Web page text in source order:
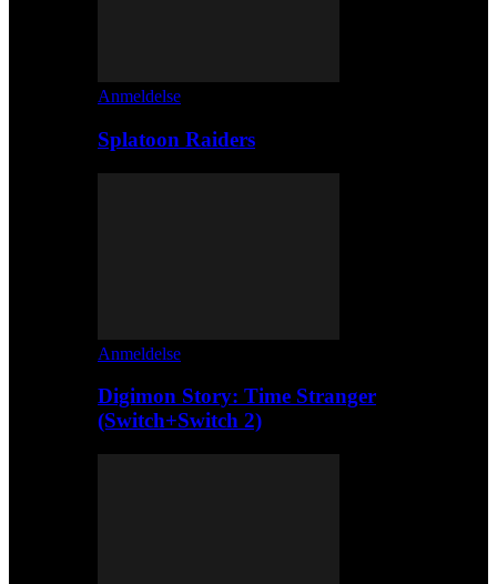
Anmeldelse
Splatoon Raiders
Anmeldelse
Digimon Story: Time Stranger
(Switch+Switch 2)